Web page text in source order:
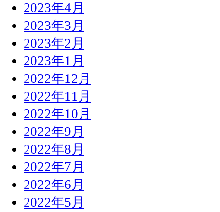
2023年4月
2023年3月
2023年2月
2023年1月
2022年12月
2022年11月
2022年10月
2022年9月
2022年8月
2022年7月
2022年6月
2022年5月